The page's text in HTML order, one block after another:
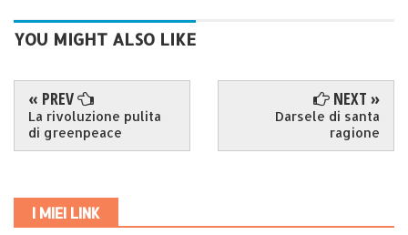
YOU MIGHT ALSO LIKE
« PREV
La rivoluzione pulita
di greenpeace
NEXT »
Darsele di santa
ragione
I MIEI LINK